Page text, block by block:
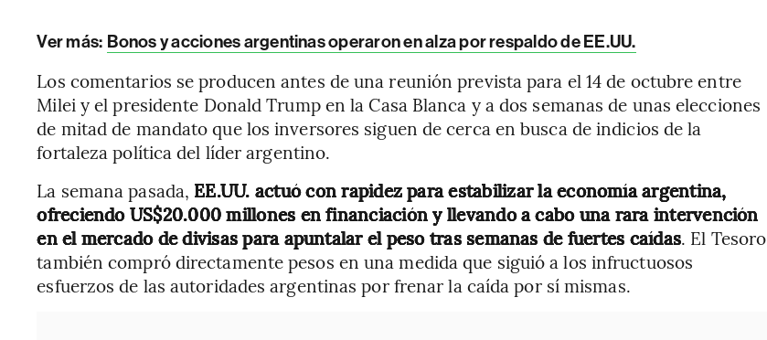
Ver más: Bonos y acciones argentinas operaron en alza por respaldo de EE.UU.
Los comentarios se producen antes de una reunión prevista para el 14 de octubre entre
Milei y el presidente Donald Trump en la Casa Blanca y a dos semanas de unas elecciones
de mitad de mandato que los inversores siguen de cerca en busca de indicios de la
fortaleza política del líder argentino.
La semana pasada, EE.UU. actuó con rapidez para estabilizar la economía argentina,
ofreciendo US$20.000 millones en financiación y llevando a cabo una rara intervención
en el mercado de divisas para apuntalar el peso tras semanas de fuertes caídas. El Tesoro
también compró directamente pesos en una medida que siguió a los infructuosos
esfuerzos de las autoridades argentinas por frenar la caída por sí mismas.